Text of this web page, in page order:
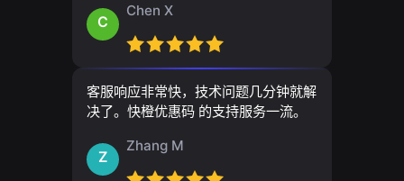
C
Chen X
客服响应非常快，技术问题几分钟就解
决了。快橙优惠码 的支持服务一流。
Z
Zhang M